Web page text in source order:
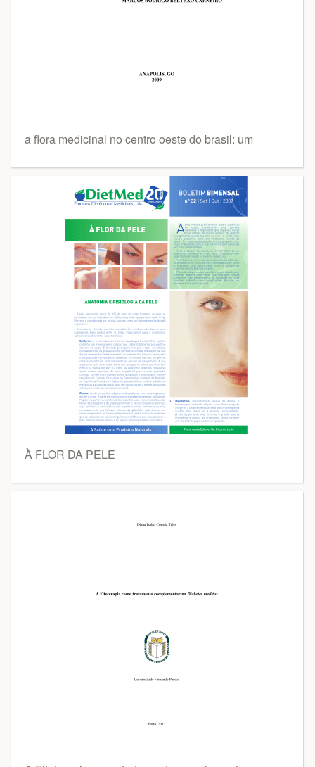
a flora medicinal no centro oeste do brasil: um
À FLOR DA PELE